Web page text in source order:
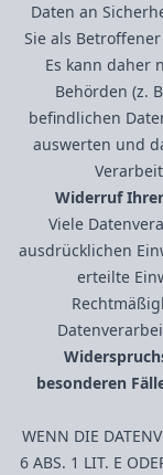
Daten an
Sie als
Es kann daher
Behörden (z.
befindlichen
auswerten und
Widerruf
Viele
ausdrücklichen
erteilte
besonderen
WENN DIE
6 ABS. 1 LIT. E